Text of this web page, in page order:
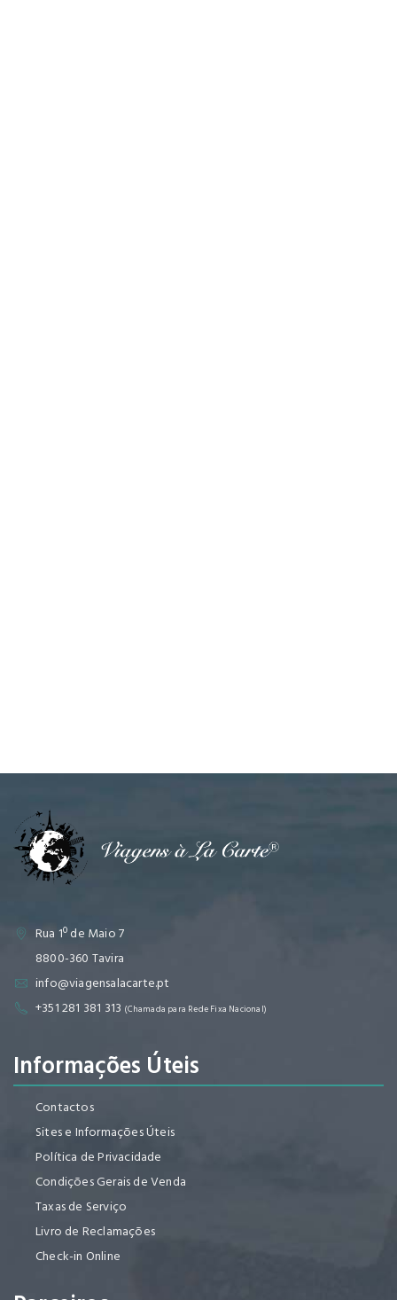
Rua 1º de Maio 7
8800-360 Tavira
info@viagensalacarte.pt
+351 281 381 313 (Chamada para Rede Fixa Nacional)
Informações Úteis
Contactos
Sites e Informações Úteis
Política de Privacidade
Condições Gerais de Venda
Taxas de Serviço
Livro de Reclamações
Check-in Online